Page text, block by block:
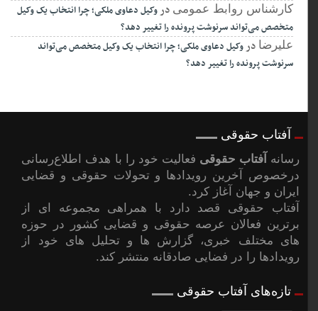
کارشناس روابط عمومیدروکیل دعاوی ملکی؛ چرا انتخاب یک وکیل
متخصص می‌تواند سرنوشت پرونده را تغییر دهد؟
علیرضادروکیل دعاوی ملکی؛ چرا انتخاب یک وکیل متخصص می‌تواند
سرنوشت پرونده را تغییر دهد؟
آفتاب حقوقی
رسانهآفتاب حقوقیفعالیت خود را با هدف اطلاع‌رسانی
درخصوص آخرین رویدادها و تحولات حقوقی و قضایی
ایران و جهان آغاز کرد.
آفتاب حقوقی قصد دارد با همراهی مجموعه ای از
برترین فعالان عرصه حقوقی و قضایی کشور در حوزه
های مختلف خبری، گزارش ها و تحلیل های خود از
رویدادها را در فضایی صادقانه منتشر کند.
تازه‌های آفتاب حقوقی